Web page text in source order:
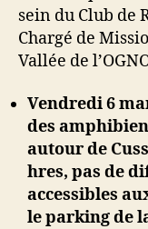
sein du Club de
Chargé de
Vallée de
Vendredi 6
des
autour de
hres, pas de
accessibles
le parking de